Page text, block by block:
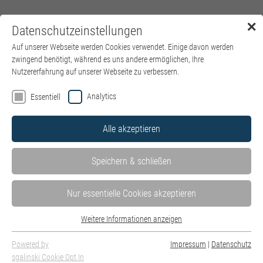
Menü
✕
Datenschutzeinstellungen
Auf unserer Webseite werden Cookies verwendet. Einige davon werden
zwingend benötigt, während es uns andere ermöglichen, Ihre
Nutzererfahrung auf unserer Webseite zu verbessern.
Essentiell Analytics
Alle akzeptieren
Speichern & schließen
Nur essentielle Cookies akzeptieren
Essentielle Cookies werden für grundlegende Funktionen der Webseite
benötigt. Dadurch ist gewährleistet, dass die Webseite einwandfrei
Weitere Informationen anzeigen
Powered by
sgalinski Cookie Opt In
Impressum | Datenschutz